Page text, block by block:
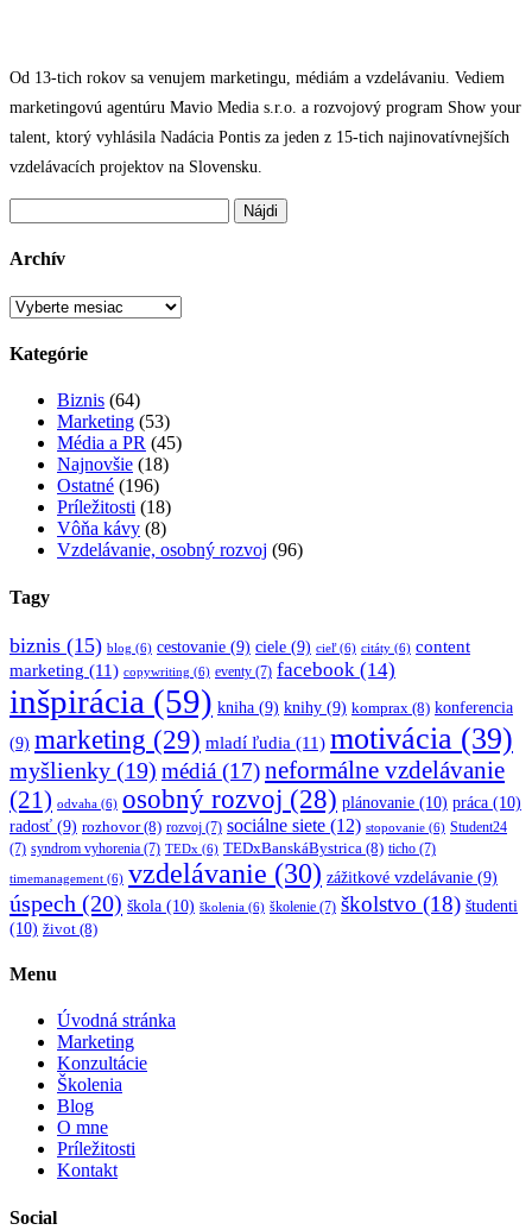
Od 13-tich rokov sa venujem marketingu, médiám a vzdelávaniu. Vediem
marketingovú agentúru Mavio Media s.r.o. a rozvojový program Show your
talent, ktorý vyhlásila Nadácia Pontis za jeden z 15-tich najinovatívnejších
vzdelávacích projektov na Slovensku.
Archív
Archív
Kategórie
Biznis (64)
Marketing (53)
Média a PR (45)
Najnovšie (18)
Ostatné (196)
Príležitosti (18)
Vôňa kávy (8)
Vzdelávanie, osobný rozvoj (96)
Tagy
biznis (15) blog (6) cestovanie (9) ciele (9) cieľ(6) citáty (6) content
marketing (11) copywriting (6) eventy (7) facebook (14)
inšpirácia (59) kniha (9) knihy (9) komprax (8) konferencia
(9) marketing (29) mladí ľudia (11) motivácia (39)
myšlienky (19) médiá (17)neformálne vzdelávanie
(21) odvaha (6) osobný rozvoj (28) plánovanie (10) práca (10)
radosť (9) rozhovor(8) rozvoj (7) sociálne siete (12) stopovanie (6) Student24
(7) syndrom vyhorenia (7) TEDx (6) TEDxBanskáBystrica (8) ticho (7)
timemanagement (6) vzdelávanie (30) zážitkové vzdelávanie (9)
úspech (20) škola (10) školenia (6) školenie (7) školstvo (18) študenti
(10) život (8)
Menu
Úvodná stránka
Marketing
Konzultácie
Školenia
Blog
O mne
Príležitosti
Kontakt
Social